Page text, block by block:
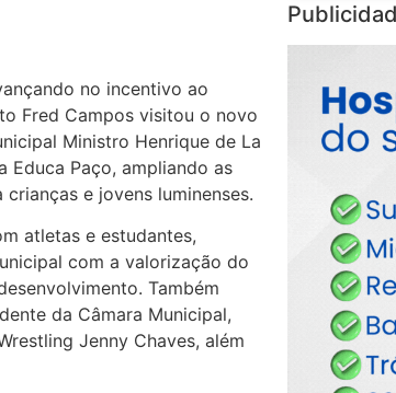
no incentivo ao
Fred Campos visitou o novo
Ministro Henrique de La
Educa Paço, ampliando as
e jovens luminenses.
atletas e estudantes,
com a valorização do
Também
da Câmara Municipal,
Jenny Chaves, além